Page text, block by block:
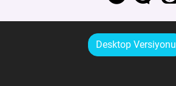
Desktop Versiyonu